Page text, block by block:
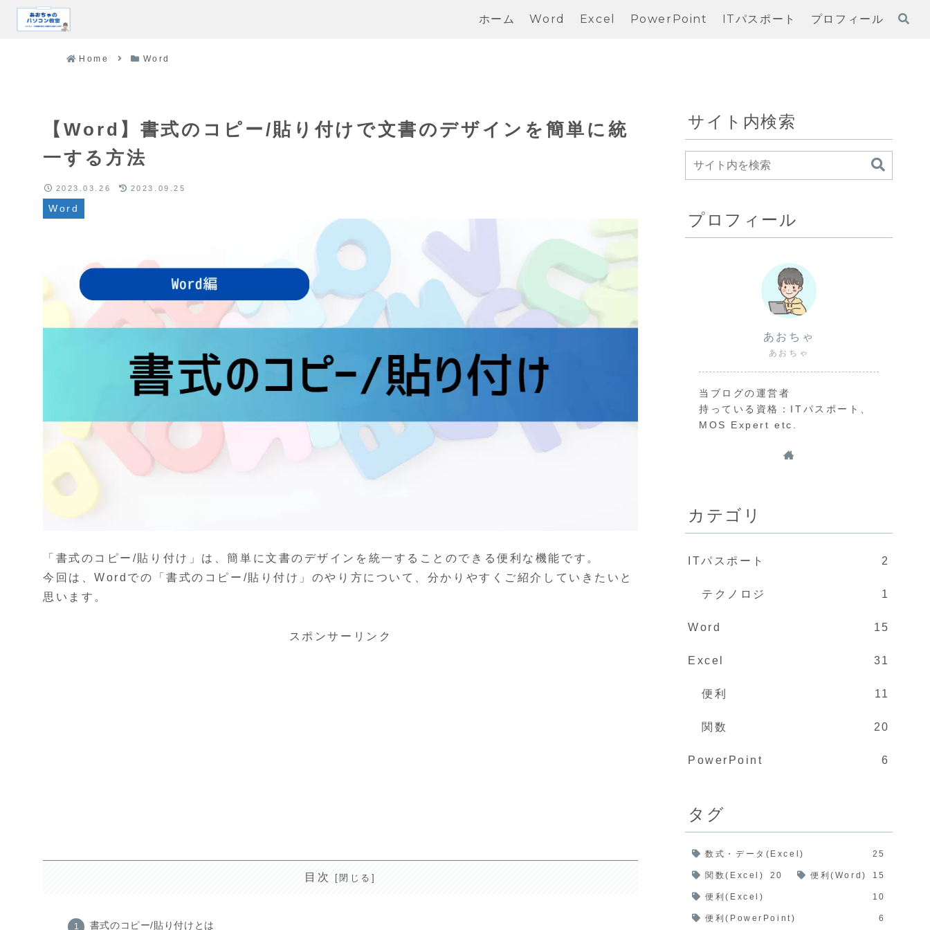
ホーム Word Excel PowerPoint ITパスポート プロフィール
Home Word
【Word】書式のコピー/貼り付けで文書のデザインを簡単に統
一する方法
Word
2023.03.26 2023.09.25
「書式のコピー/貼り付け」は、簡単に文書のデザインを統一することのできる便利な機能です。
今回は、Wordでの「書式のコピー/貼り付け」のやり方について、分かりやすくご紹介していきたいと
思います。
スポンサーリンク
目次
書式のコピー/貼り付けとは
サイト内検索
プロフィール
あおちゃ
あおちゃ
当ブログの運営者
持っている資格：ITパスポート、
MOS Expert etc.
カテゴリ
ITパスポート 2
テクノロジ 1
Word 15
Excel 31
便利 11
関数 20
PowerPoint 6
タグ
数式・データ(Excel) 25
関数(Excel) 20 便利(Word) 15
便利(Excel) 10
便利(PowerPoint) 6